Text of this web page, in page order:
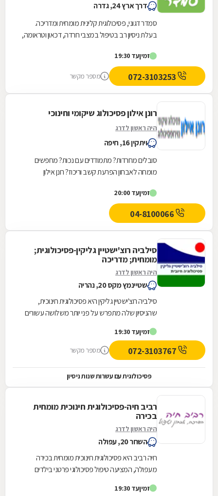
דרך ארץ 24, גדרה
סמדר דגוני, פסיכולוגית קלינית מומחית ומדריכה.
בעלת ניסיון רב בטיפול במצבי חרדה, דכאון וטראומה,
זמיןעד 19:30
מספר מקשר
רונן אילון פסיכולוג שיקומי וחינוכי
היה ראשון לדרג
ויתקין 16, חיפה
סובלים מחרדות? מתמודדים עם נכות? מחפשים
מומחה לאבחון הפרעת קשב וריכוז? רונן אילון
טיפולים...
זמיןעד 20:00
סילביה רוצ'ישטיין גליקין-פסיכולוגית;
מומחית; מדריכה
היה ראשון לדרג
שטיינמץ מקס 20, נהריה
סילביה רוצ'ישטיין גליקין היא פסיכולוגית חינוכית,
שהניסיון שלה מתפרש על פני יותר משלושה עשורים
זמיןעד 19:30
מספר מקשר
פסיכולוגית עם עשרות שנות ניסיון
רביב חיה-פסיכולוגית חינוכית מומחית
בכירה
היה ראשון לדרג
השחר 20, עפולה
חיה רביב היא פסיכולוגית חינוכית מומחית בכירה
מעפולה, המציעה טיפול פסיכולוגי פרטני בילדים
זמיןעד 19:30